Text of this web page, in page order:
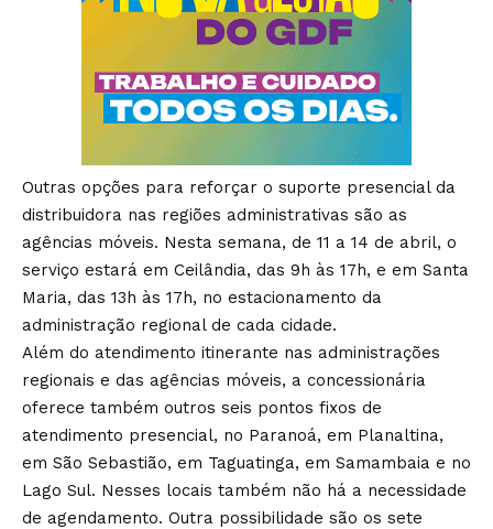
Outras opções para reforçar o suporte presencial da
distribuidora nas regiões administrativas são as
agências móveis. Nesta semana, de 11 a 14 de abril, o
serviço estará em Ceilândia, das 9h às 17h, e em Santa
Maria, das 13h às 17h, no estacionamento da
administração regional de cada cidade.
Além do atendimento itinerante nas administrações
regionais e das agências móveis, a concessionária
oferece também outros seis pontos fixos de
atendimento presencial, no Paranoá, em Planaltina,
em São Sebastião, em Taguatinga, em Samambaia e no
Lago Sul. Nesses locais também não há a necessidade
de agendamento. Outra possibilidade são os sete